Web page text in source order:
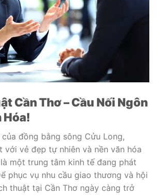
Cần Thơ – Cầu Nối Ngôn
Hóa!
đồng bằng sông Cửu Long,
với vẻ đẹp tự nhiên và nền văn hóa
một trung tâm kinh tế đang phát
phục vụ nhu cầu giao thương và hội
thuật tại Cần Thơ ngày càng trở